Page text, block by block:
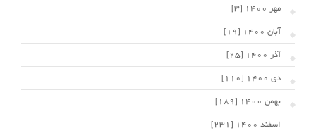
مهر 1400 [3]
آبان 1400 [19]
آذر 1400 [25]
دی 1400 [110]
بهمن 1400 [189]
اسفند 1400 [231]